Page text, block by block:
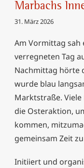
Marbachs
31. März 2026
Am Vormittag sah
verregneten Tag
Nachmittag hörte
wurde blau
Marktstraße.
die Osteraktion,
kommen,
gemeinsam Zeit
Initiiert und